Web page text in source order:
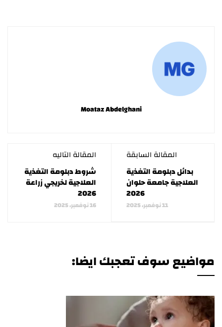
Moataz Abdelghani
المقالة السابقة
بدائل دبلومة التغذية
العلاجية جامعة حلوان
2026
11 نوفمبر، 2025
المقالة التاليه
شروط دبلومة التغذية
العلاجية لخريجي زراعة
2026
16 نوفمبر، 2025
مواضيع سوف تعجبك ايضا: